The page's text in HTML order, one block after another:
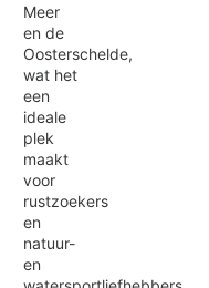
Meer
en de
Oosterschelde,
wat het
een
ideale
plek
maakt
voor
rustzoekers
en
natuur-
en